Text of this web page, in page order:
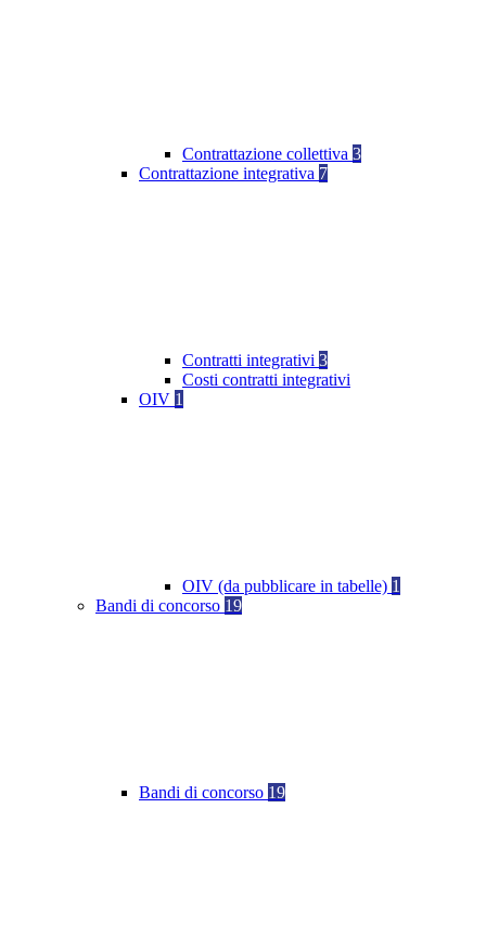
Contrattazione collettiva 3
Contrattazione integrativa 7
Contratti integrativi 3
Costi contratti integrativi
OIV 1
OIV (da pubblicare in tabelle) 1
Bandi di concorso 19
Bandi di concorso 19